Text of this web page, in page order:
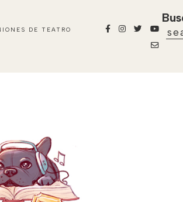
DE TEATRO